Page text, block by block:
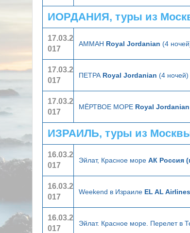
ИОРДАНИЯ, туры из
17.03.2
017
АММАН Royal Jordanian (4
17.03.2
017
ПЕТРА Royal Jordanian (4
17.03.2
017
МЁРТВОЕ МОРЕ Royal Jordanian
ИЗРАИЛЬ, туры из
16.03.2
017
Эйлат, Красное море АК Россия
16.03.2
017
Weekend в Израиле EL AL Airlines
16.03.2
017
Эйлат. Красное море. Перелет в